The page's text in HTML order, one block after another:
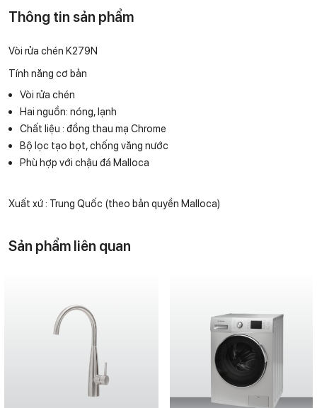
Thông tin sản phẩm
Vòi rửa chén K279N
Tính năng cơ bản
Vòi rửa chén
Hai nguồn: nóng, lạnh
Chất liệu : đồng thau mạ Chrome
Bộ lọc tạo bọt, chống văng nước
Phù hợp với chậu đá Malloca
Xuất xứ : Trung Quốc (theo bản quyền Malloca)
Sản phẩm liên quan